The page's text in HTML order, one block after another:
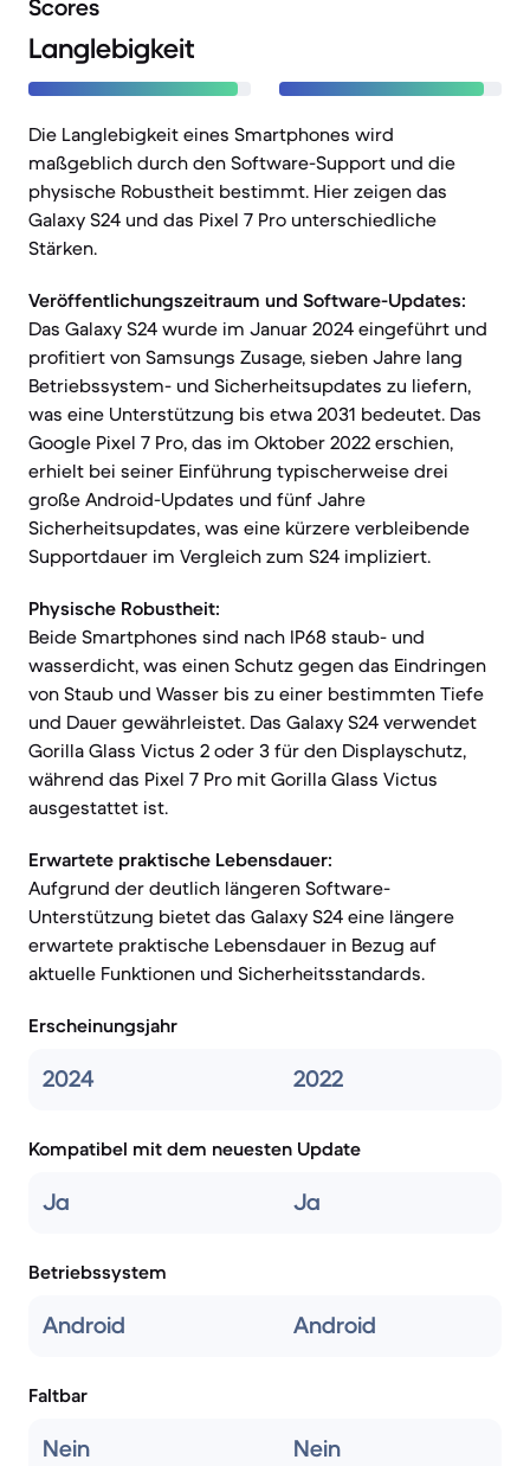
Scores
Langlebigkeit
Die Langlebigkeit eines Smartphones wird
maßgeblich durch den Software-Support und die
physische Robustheit bestimmt. Hier zeigen das
Galaxy S24 und das Pixel 7 Pro unterschiedliche
Stärken.
Veröffentlichungszeitraum und Software-Updates:
Das Galaxy S24 wurde im Januar 2024 eingeführt und
profitiert von Samsungs Zusage, sieben Jahre lang
Betriebssystem- und Sicherheitsupdates zu liefern,
was eine Unterstützung bis etwa 2031 bedeutet. Das
Google Pixel 7 Pro, das im Oktober 2022 erschien,
erhielt bei seiner Einführung typischerweise drei
große Android-Updates und fünf Jahre
Sicherheitsupdates, was eine kürzere verbleibende
Supportdauer im Vergleich zum S24 impliziert.
Physische Robustheit:
Beide Smartphones sind nach IP68 staub- und
wasserdicht, was einen Schutz gegen das Eindringen
von Staub und Wasser bis zu einer bestimmten Tiefe
und Dauer gewährleistet. Das Galaxy S24 verwendet
Gorilla Glass Victus 2 oder 3 für den Displayschutz,
während das Pixel 7 Pro mit Gorilla Glass Victus
ausgestattet ist.
Erwartete praktische Lebensdauer:
Aufgrund der deutlich längeren Software-
Unterstützung bietet das Galaxy S24 eine längere
erwartete praktische Lebensdauer in Bezug auf
aktuelle Funktionen und Sicherheitsstandards.
Erscheinungsjahr
2024 2022
Kompatibel mit dem neuesten Update
Ja Ja
Betriebssystem
Android Android
Faltbar
Nein Nein